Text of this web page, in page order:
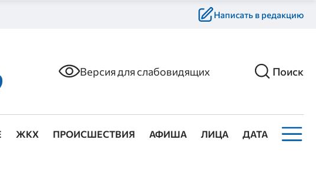
Написать в редакцию
Версия для слабовидящих Поиск
ЖКХ ПРОИСШЕСТВИЯ АФИША ЛИЦА ДАТА